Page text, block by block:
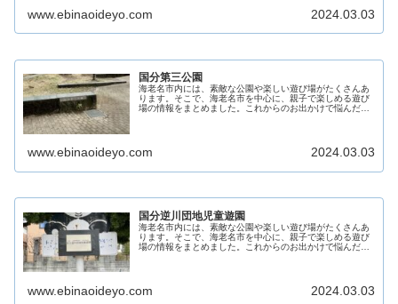
www.ebinaoideyo.com 2024.03.03
国分第三公園
海老名市内には、素敵な公園や楽しい遊び場がたくさんあ
ります。そこで、海老名市を中心に、親子で楽しめる遊び
場の情報をまとめました。これからのお出かけで悩んだ際
www.ebinaoideyo.com 2024.03.03
国分逆川団地児童遊園
海老名市内には、素敵な公園や楽しい遊び場がたくさんあ
ります。そこで、海老名市を中心に、親子で楽しめる遊び
場の情報をまとめました。これからのお出かけで悩んだ際
www.ebinaoideyo.com 2024.03.03